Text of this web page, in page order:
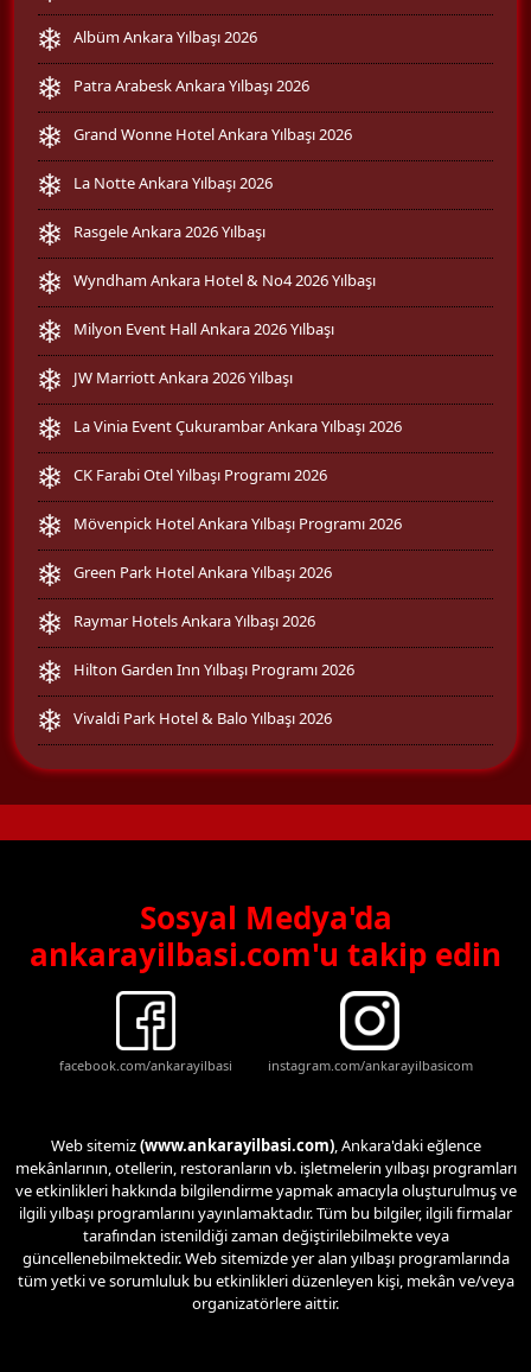
Albüm Ankara Yılbaşı 2026
Patra Arabesk Ankara Yılbaşı 2026
Grand Wonne Hotel Ankara Yılbaşı 2026
La Notte Ankara Yılbaşı 2026
Rasgele Ankara 2026 Yılbaşı
Wyndham Ankara Hotel & No4 2026 Yılbaşı
Milyon Event Hall Ankara 2026 Yılbaşı
JW Marriott Ankara 2026 Yılbaşı
La Vinia Event Çukurambar Ankara Yılbaşı 2026
CK Farabi Otel Yılbaşı Programı 2026
Mövenpick Hotel Ankara Yılbaşı Programı 2026
Green Park Hotel Ankara Yılbaşı 2026
Raymar Hotels Ankara Yılbaşı 2026
Hilton Garden Inn Yılbaşı Programı 2026
Vivaldi Park Hotel & Balo Yılbaşı 2026
Sosyal Medya'da
ankarayilbasi.com'u takip edin
facebook.com/ankarayilbasi instagram.com/ankarayilbasicom
Web sitemiz(www.ankarayilbasi.com), Ankara'daki eğlence
mekânlarının, otellerin, restoranların vb. işletmelerin yılbaşı programları
ve etkinlikleri hakkında bilgilendirme yapmak amacıyla oluşturulmuş ve
ilgili yılbaşı programlarını yayınlamaktadır. Tüm bu bilgiler, ilgili firmalar
tarafından istenildiği zaman değiştirilebilmekte veya
güncellenebilmektedir. Web sitemizde yer alan yılbaşı programlarında
tüm yetki ve sorumluluk bu etkinlikleri düzenleyen kişi, mekân ve/veya
organizatörlere aittir.